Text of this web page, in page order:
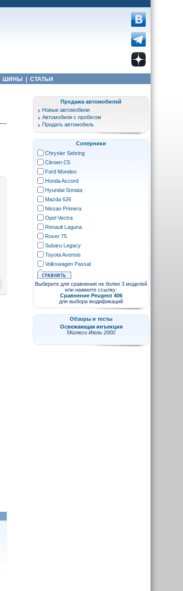
ШИНЫ СТАТЬИ
Продажа автомобилей
Новые автомобили
Автомобили с пробегом
Продать автомобиль
Соперники
Chrysler Sebring
Citroen C5
Ford Mondeo
Honda Accord
Hyundai Sonata
Mazda 626
Nissan Primera
Opel Vectra
Renault Laguna
Rover 75
Subaru Legacy
Toyota Avensis
Volkswagen Passat
Выберите для сравнения не более 3 моделей
или нажмите ссылку:
Сравнение Peugeot 406
для выбора модификаций
Обзоры и тесты
Освежающая инъекция
5Колесо Июль 2000